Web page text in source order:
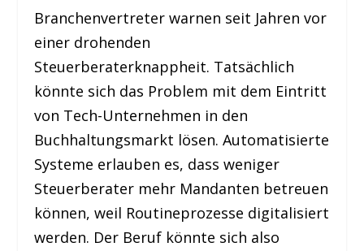
Branchenvertreter warnen seit Jahren vor
einer drohenden
Steuerberaterknappheit. Tatsächlich
könnte sich das Problem mit dem Eintritt
von Tech-Unternehmen in den
Buchhaltungsmarkt lösen. Automatisierte
Systeme erlauben es, dass weniger
Steuerberater mehr Mandanten betreuen
können, weil Routineprozesse digitalisiert
werden. Der Beruf könnte sich also